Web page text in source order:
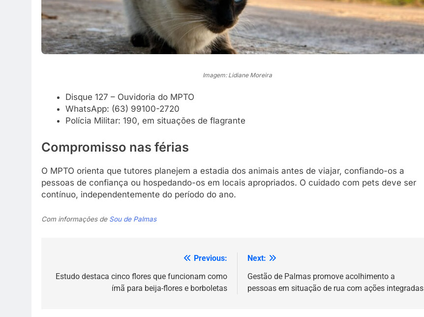
Imagem: Lidiane Moreira
Disque 127 – Ouvidoria do MPTO
WhatsApp: (63) 99100-2720
Polícia Militar: 190, em situações de flagrante
Compromisso nas férias
O MPTO orienta que tutores planejem a estadia dos animais antes de viajar, confiando-os a
pessoas de confiança ou hospedando-os em locais apropriados. O cuidado com pets deve ser
contínuo, independentemente do período do ano.
Com informações de Sou de Palmas
de
Previous:
Estudo destaca cinco flores que funcionam como
ímã para beija-flores e borboletas
Next:
Gestão de Palmas promove acolhimento a
pessoas em situação de rua com ações integradas